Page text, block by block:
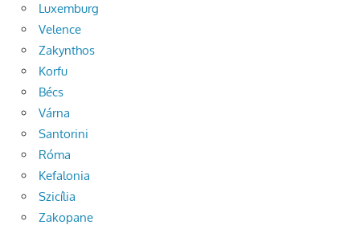
Luxemburg
Velence
Zakynthos
Korfu
Bécs
Várna
Santorini
Róma
Kefalonia
Szicília
Zakopane